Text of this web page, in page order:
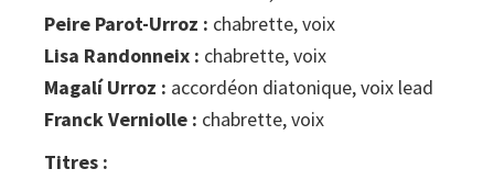
Peire Parot-Urroz : chabrette, voix
Lisa Randonneix : chabrette, voix
Magalí Urroz : accordéon diatonique, voix lead
Franck Verniolle : chabrette, voix
Titres :